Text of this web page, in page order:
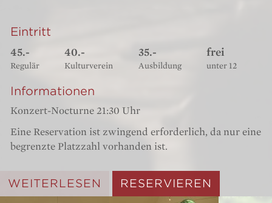
Eintritt
45.-
Regulär
40.-
Kulturverein
35.-
Ausbildung
frei
unter 12
Informationen
Konzert-Nocturne 21:30 Uhr
Eine Reservation ist zwingend erforderlich, da nur eine
begrenzte Platzzahl vorhanden ist.
WEITERLESEN RESERVIEREN